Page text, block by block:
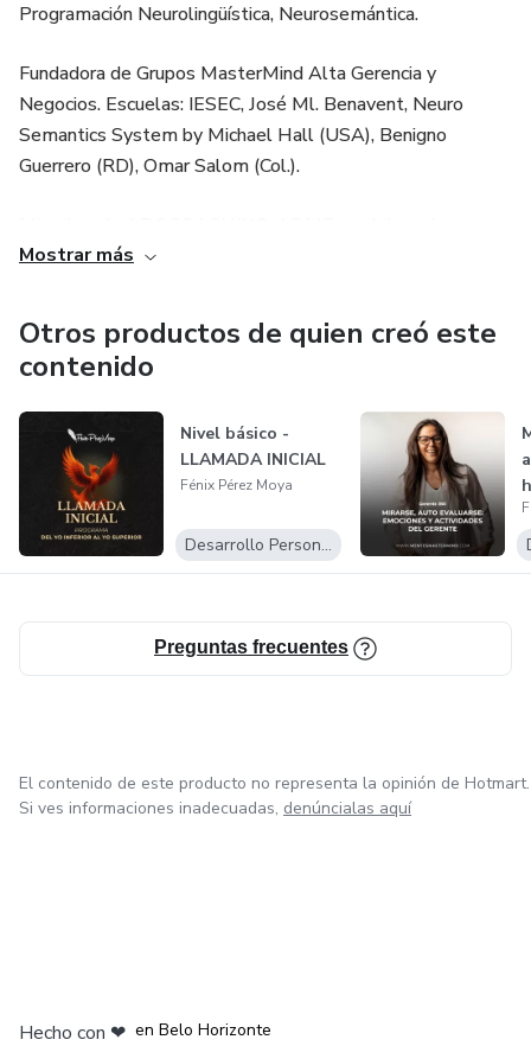
Programación Neurolingüística, Neurosemántica.
Fundadora de Grupos MasterMind Alta Gerencia y
Negocios. Escuelas: IESEC, José Ml. Benavent, Neuro
Semantics System by Michael Hall (USA), Benigno
Guerrero (RD), Omar Salom (Col.).
medios de comunicación masiva: radio, prensa escrita y TV.
Expositora y escritora. Conductora de MasterMindTV por
MarketView, colaboradora regular de Diario Libre, Ritmo
Económico, Con Lilith En CDN y Camino Al Sol 97.7FM.
Activa como coach desde el 2010.
Doblemente certificada internacionalmente.
+ 1000 Clientes de coaching individual, programas
Grupos MasterMinds Alta Gerencia &amp; Negocios.
+ 40 grupos realizados exitosamente Colaboradora en
Mostrar más
Otros productos de quien creó este
contenido
Nivel básico -
LLAMADA INICIAL
Fénix Pérez Moya
Desarrollo Personal
Preguntas frecuentes
El contenido de este producto no representa la opinión de Hotmart.
Si ves informaciones inadecuadas, denúncialas aquí
Hecho con ❤ en Belo Horizonte